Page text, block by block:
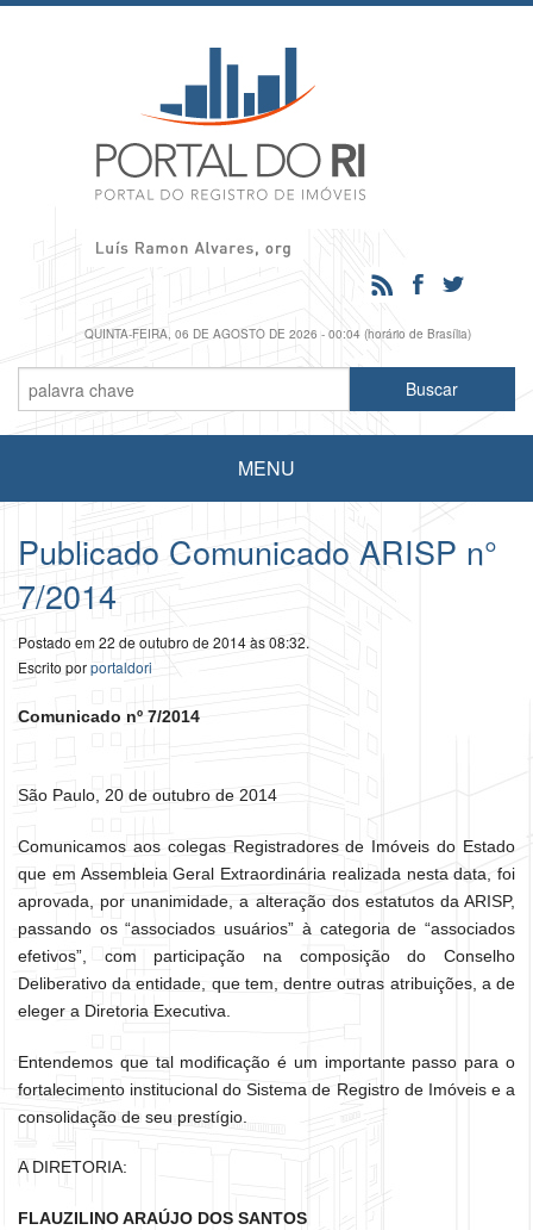
QUINTA-FEIRA, 06 DE AGOSTO DE 2026 - 00:04 (horário de Brasília)
MENU
Publicado Comunicado ARISP n°
7/2014
Postado em 22 de outubro de 2014 às 08:32.
Escrito porportaldori
Comunicado nº 7/2014
São Paulo, 20 de outubro de 2014
Comunicamos aos colegas Registradores de Imóveis do Estado
que em Assembleia Geral Extraordinária realizada nesta data, foi
aprovada, por unanimidade, a alteração dos estatutos da ARISP,
passando os “associados usuários” à categoria de “associados
efetivos”, com participação na composição do Conselho
Deliberativo da entidade, que tem, dentre outras atribuições, a de
eleger a Diretoria Executiva.
Entendemos que tal modificação é um importante passo para o
fortalecimento institucional do Sistema de Registro de Imóveis e a
consolidação de seu prestígio.
A DIRETORIA:
FLAUZILINO ARAÚJO DOS SANTOS